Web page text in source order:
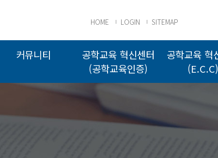
HOME LOGIN SITEMAP
커뮤니티
공학교육 혁신센터
(공학교육인증)
공학교육 혁
(E.C.C)